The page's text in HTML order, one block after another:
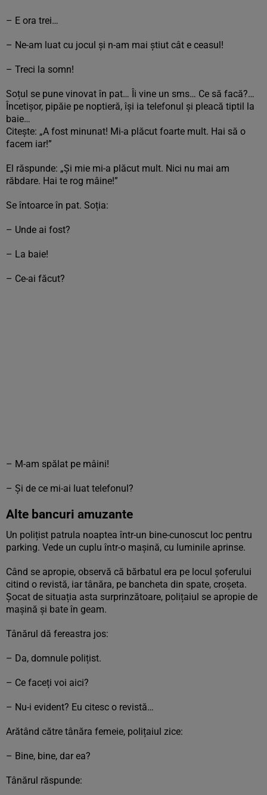
– E ora trei…
– Ne-am luat cu jocul și n-am mai știut cât e ceasul!
– Treci la somn!
Soțul se pune vinovat în pat… Îi vine un sms… Ce să facă?…
Încetișor, pipăie pe noptieră, își ia telefonul și pleacă tiptil la
baie…
Citește: „A fost minunat! Mi-a plăcut foarte mult. Hai să o
facem iar!”
El răspunde: „Și mie mi-a plăcut mult. Nici nu mai am
răbdare. Hai te rog mâine!”
Se întoarce în pat. Soția:
– Unde ai fost?
– La baie!
– Ce-ai făcut?
– M-am spălat pe mâini!
– Și de ce mi-ai luat telefonul?
Alte bancuri amuzante
Un polițist patrula noaptea într-un bine-cunoscut loc pentru
parking. Vede un cuplu într-o mașină, cu luminile aprinse.
Când se apropie, observă că bărbatul era pe locul șoferului
citind o revistă, iar tânăra, pe bancheta din spate, croșeta.
Șocat de situația asta surprinzătoare, polițaiul se apropie de
mașină și bate în geam.
Tânărul dă fereastra jos:
– Da, domnule polițist.
– Ce faceți voi aici?
– Nu-i evident? Eu citesc o revistă…
Arătând către tânăra femeie, polițaiul zice:
– Bine, bine, dar ea?
Tânărul răspunde: